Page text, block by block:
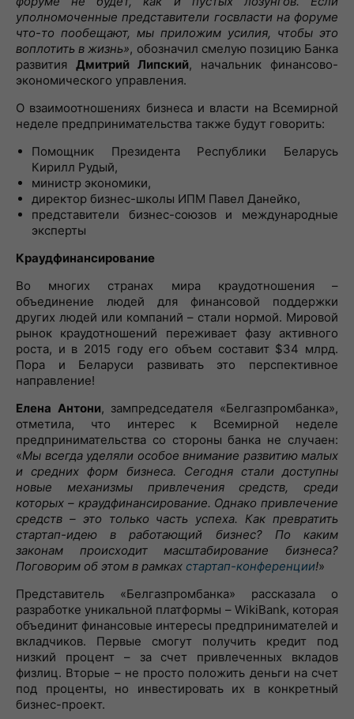
уполномоченные представители госвласти на форуме
что-то пообещают, мы приложим усилия, чтобы это
воплотить в жизнь», обозначил смелую позицию Банка
развития Дмитрий Липский, начальник финансово-
экономического управления.
О взаимоотношениях бизнеса и власти на Всемирной
неделе предпринимательства также будут говорить:
Помощник Президента Республики Беларусь
Кирилл Рудый,
министр экономики,
директор бизнес-школы ИПМ Павел Данейко,
представители бизнес-союзов и международные
эксперты
Краудфинансирование
Во многих странах мира краудотношения –
объединение людей для финансовой поддержки
других людей или компаний – стали нормой. Мировой
рынок краудотношений переживает фазу активного
роста, и в 2015 году его объем составит $34 млрд.
Пора и Беларуси развивать это перспективное
направление!
Елена Антони, зампредседателя «Белгазпромбанка»,
отметила, что интерес к Всемирной неделе
предпринимательства со стороны банка не случаен:
«Мы всегда уделяли особое внимание развитию малых
и средних форм бизнеса. Сегодня стали доступны
новые механизмы привлечения средств, среди
которых – краудфинансирование. Однако привлечение
средств – это только часть успеха. Как превратить
стартап-идею в работающий бизнес? По каким
законам происходит масштабирование бизнеса?
Поговорим об этом в рамках стартап-конференции!»
Представитель «Белгазпромбанка» рассказала о
разработке уникальной платформы – WikiBank, которая
объединит финансовые интересы предпринимателей и
вкладчиков. Первые смогут получить кредит под
низкий процент – за счет привлеченных вкладов
физлиц. Вторые – не просто положить деньги на счет
под проценты, но инвестировать их в конкретный
бизнес-проект.